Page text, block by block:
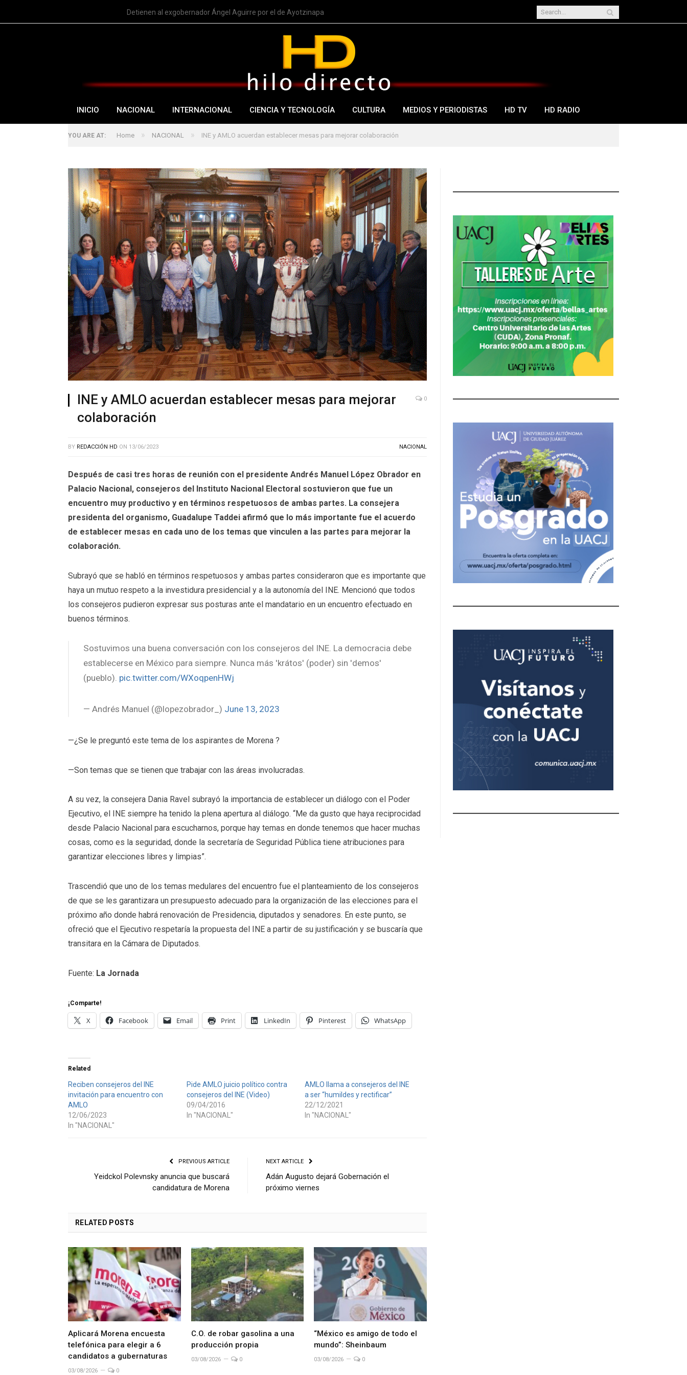
Detienen al exgobernador Ángel Aguirre por el de Ayotzinapa
INICIO NACIONAL INTERNACIONAL CIENCIA Y TECNOLOGÍA CULTURA MEDIOS Y PERIODISTAS HD TV HD RADIO
YOU ARE AT: Home » NACIONAL » INE y AMLO acuerdan establecer mesas para mejorar colaboración
INE y AMLO acuerdan establecer mesas para mejorar
colaboración
0
BY REDACCIÓN HD ON 13/06/2023 NACIONAL
Después de casi tres horas de reunión con el presidente Andrés Manuel López Obrador en
Palacio Nacional, consejeros del Instituto Nacional Electoral sostuvieron que fue un
encuentro muy productivo y en términos respetuosos de ambas partes. La consejera
presidenta del organismo, Guadalupe Taddei afirmó que lo más importante fue el acuerdo
de establecer mesas en cada uno de los temas que vinculen a las partes para mejorar la
colaboración.
Subrayó que se habló en términos respetuosos y ambas partes consideraron que es importante que
haya un mutuo respeto a la investidura presidencial y a la autonomía del INE. Mencionó que todos
los consejeros pudieron expresar sus posturas ante el mandatario en un encuentro efectuado en
buenos términos.
Sostuvimos una buena conversación con los consejeros del INE. La democracia debe
establecerse en México para siempre. Nunca más 'krátos' (poder) sin 'demos'
(pueblo). pic.twitter.com/WXoqpenHWj
— Andrés Manuel (@lopezobrador_) June 13, 2023
—¿Se le preguntó este tema de los aspirantes de Morena ?
—Son temas que se tienen que trabajar con las áreas involucradas.
A su vez, la consejera Dania Ravel subrayó la importancia de establecer un diálogo con el Poder
Ejecutivo, el INE siempre ha tenido la plena apertura al diálogo. “Me da gusto que haya reciprocidad
desde Palacio Nacional para escucharnos, porque hay temas en donde tenemos que hacer muchas
cosas, como es la seguridad, donde la secretaría de Seguridad Pública tiene atribuciones para
garantizar elecciones libres y limpias”.
Trascendió que uno de los temas medulares del encuentro fue el planteamiento de los consejeros
de que se les garantizara un presupuesto adecuado para la organización de las elecciones para el
próximo año donde habrá renovación de Presidencia, diputados y senadores. En este punto, se
ofreció que el Ejecutivo respetaría la propuesta del INE a partir de su justificación y se buscaría que
transitara en la Cámara de Diputados.
Fuente: La Jornada
¡Comparte!
X Facebook Email Print LinkedIn Pinterest WhatsApp
Related
Reciben consejeros del INE
invitación para encuentro con
AMLO
12/06/2023
In "NACIONAL"
Pide AMLO juicio político contra
consejeros del INE (Video)
09/04/2016
In "NACIONAL"
AMLO llama a consejeros del INE
a ser “humildes y rectificar”
22/12/2021
In "NACIONAL"
PREVIOUS ARTICLE
Yeidckol Polevnsky anuncia que buscará
candidatura de Morena
NEXT ARTICLE
Adán Augusto dejará Gobernación el
próximo viernes
RELATED POSTS
Aplicará Morena encuesta
telefónica para elegir a 6
candidatos a gubernaturas
03/08/2026 0
C.O. de robar gasolina a una
producción propia
03/08/2026 0
“México es amigo de todo el
mundo”: Sheinbaum
03/08/2026 0